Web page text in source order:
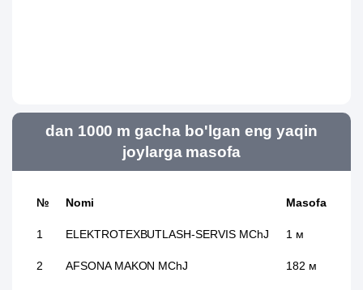
dan 1000 m gacha bo'lgan eng yaqin
joylarga masofa
№ Nomi Masofa
1 ELEKTROTEXBUTLASH-SERVIS MChJ 1 м
2 AFSONA MAKON MChJ 182 м